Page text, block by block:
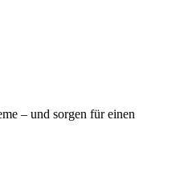
– und sorgen für einen